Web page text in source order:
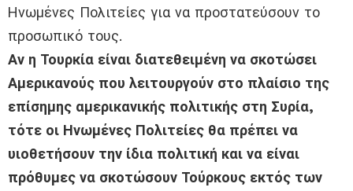
Ηνωμένες Πολιτείες για να προστατεύσουν το
προσωπικό τους.
Αν η Τουρκία είναι διατεθειμένη να σκοτώσει
Αμερικανούς που λειτουργούν στο πλαίσιο της
επίσημης αμερικανικής πολιτικής στη Συρία,
τότε οι Ηνωμένες Πολιτείες θα πρέπει να
υιοθετήσουν την ίδια πολιτική και να είναι
πρόθυμες να σκοτώσουν Τούρκους εκτός των